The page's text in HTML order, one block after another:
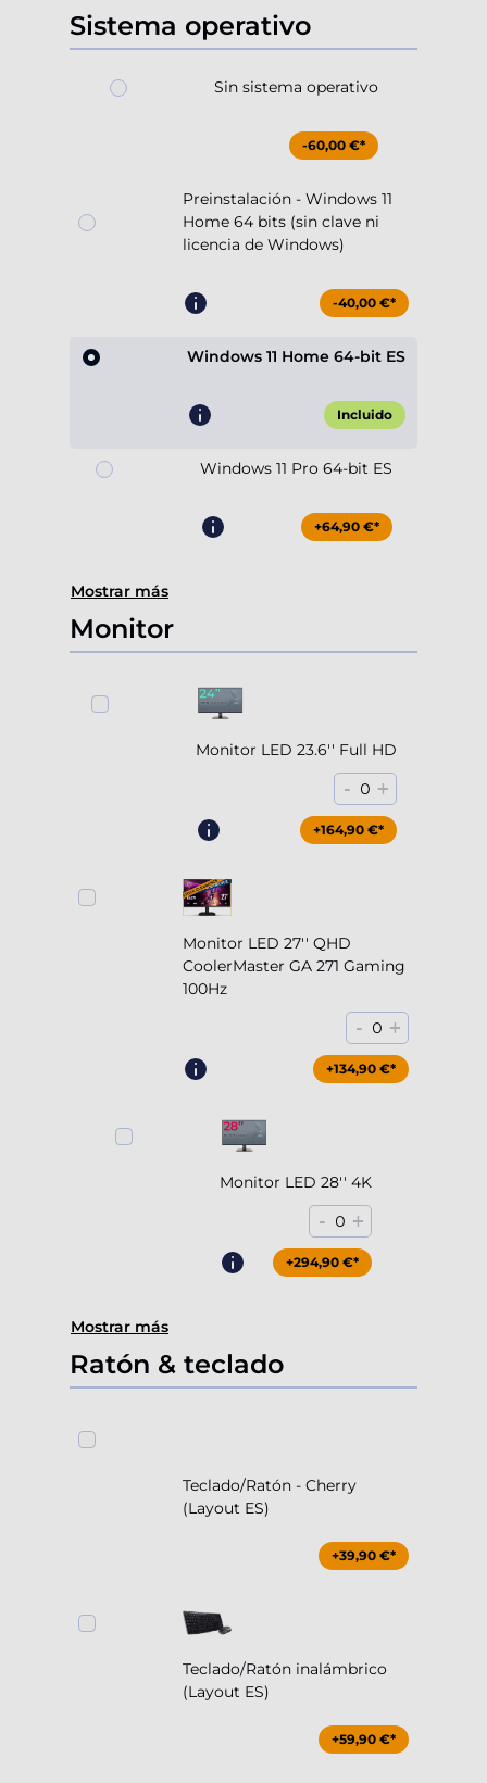
Sistema operativo
Sin sistema operativo
-60,00 €*
Preinstalación - Windows 11
Home 64 bits (sin clave ni
licencia de Windows)
-40,00 €*
Windows 11 Home 64-bit ES
Incluido
Windows 11 Pro 64-bit ES
+64,90 €*
Mostrar más
Monitor
Monitor LED 23.6'' Full HD
- 0 +
+164,90 €*
Monitor LED 27'' QHD
CoolerMaster GA 271 Gaming
100Hz
- 0 +
+204,90 €*
+134,90 €*
Monitor LED 28'' 4K
- 0 +
+294,90 €*
Mostrar más
Ratón & teclado
Teclado/Ratón - Cherry
(Layout ES)
+39,90 €*
Teclado/Ratón inalámbrico
(Layout ES)
+59,90 €*